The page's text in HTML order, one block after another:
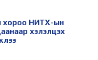
хороо НИТХ-ын
хэлэлцэх